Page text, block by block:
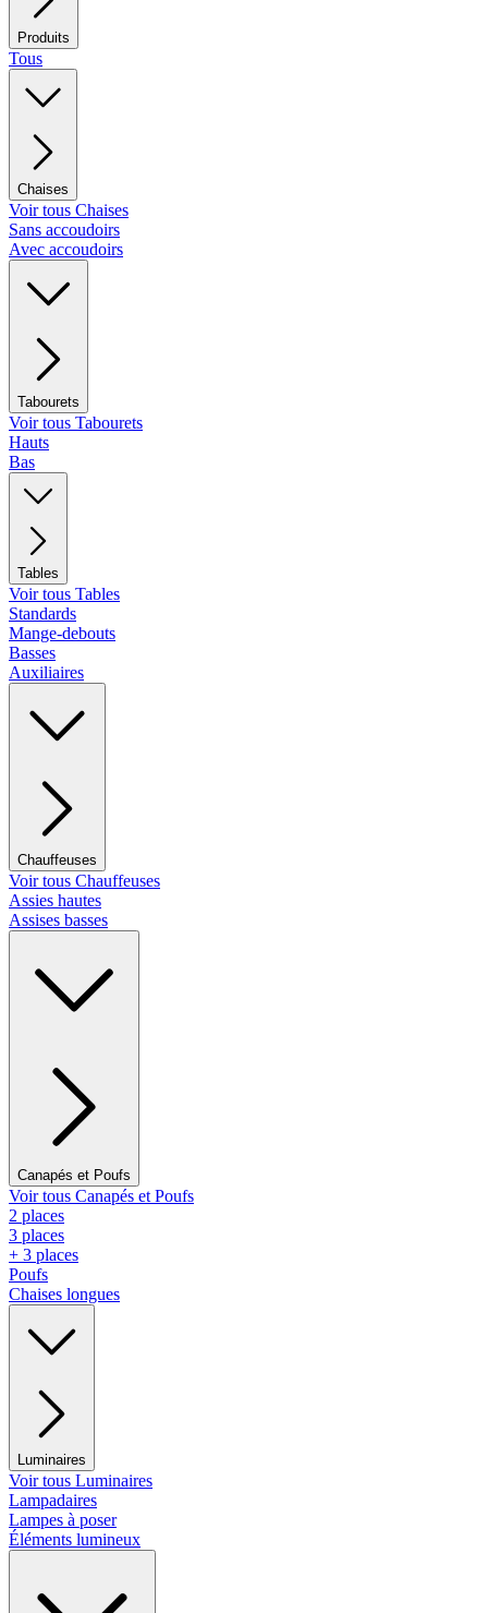
Produits
Tous
Chaises
Voir tous Chaises
Sans accoudoirs
Avec accoudoirs
Tabourets
Voir tous Tabourets
Hauts
Bas
Tables
Voir tous Tables
Standards
Mange-debouts
Basses
Auxiliaires
Chauffeuses
Voir tous Chauffeuses
Assies hautes
Assises basses
Canapés et Poufs
Voir tous Canapés et Poufs
2 places
3 places
+ 3 places
Poufs
Chaises longues
Luminaires
Voir tous Luminaires
Lampadaires
Lampes à poser
Éléments lumineux